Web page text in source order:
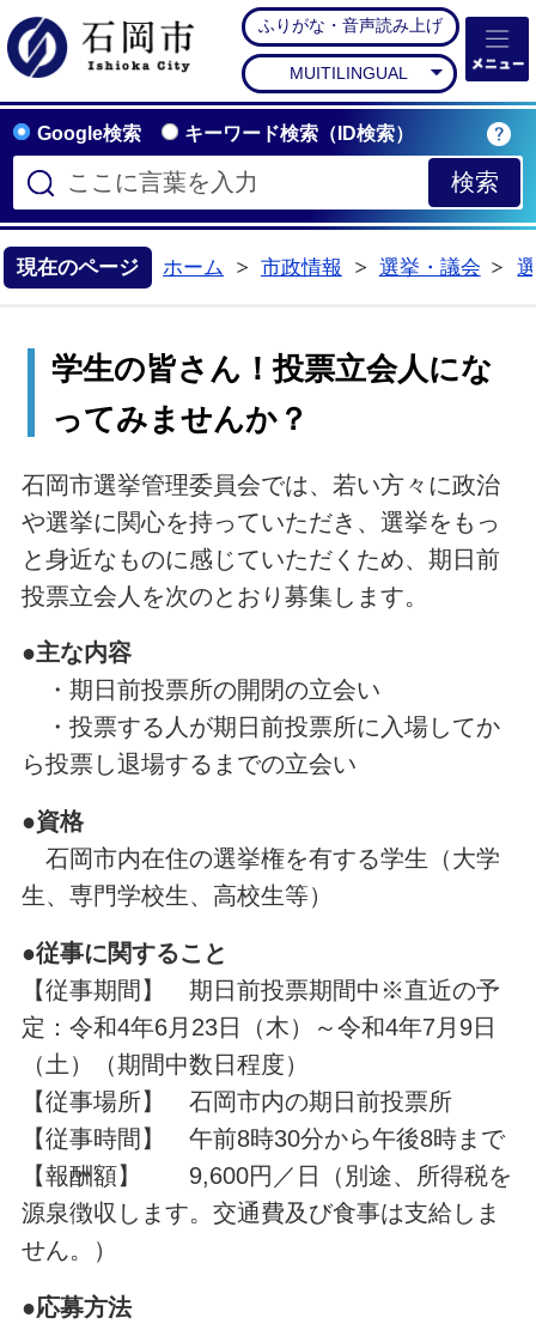
石岡市公式ホームペー
ふりがな・音声読み上げ
MUITILINGUAL
Google検索 キーワード検索（ID検索）
現在のページ ホーム
市政情報
選挙・議会
学生の皆さん！投票立会人にな
ってみませんか？
石岡市選挙管理委員会では、若い方々に政治
や選挙に関心を持っていただき、選挙をもっ
と身近なものに感じていただくため、期日前
投票立会人を次のとおり募集します。
●主な内容
・期日前投票所の開閉の立会い
・投票する人が期日前投票所に入場してか
ら投票し退場するまでの立会い
●資格
石岡市内在住の選挙権を有する学生（大学
生、専門学校生、高校生等）
●従事に関すること
【従事期間】 期日前投票期間中※直近の予
定：令和4年6月23日（木）～令和4年7月9日
（土）（期間中数日程度）
【従事場所】 石岡市内の期日前投票所
【従事時間】 午前8時30分から午後8時まで
【報酬額】 9,600円／日（別途、所得税を
源泉徴収します。交通費及び食事は支給しま
せん。）
●応募方法